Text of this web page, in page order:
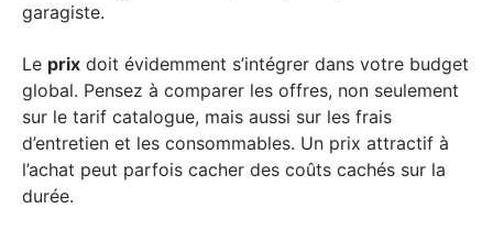
garagiste.
Le prix doit évidemment s’intégrer dans votre budget
global. Pensez à comparer les offres, non seulement
sur le tarif catalogue, mais aussi sur les frais
d’entretien et les consommables. Un prix attractif à
l’achat peut parfois cacher des coûts cachés sur la
durée.